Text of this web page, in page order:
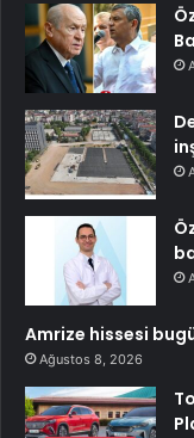
Amrize hissesi
Ağustos 8, 2026